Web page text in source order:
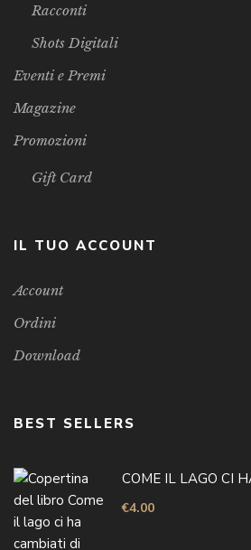
Racconti
Shots Digitali
Eventi e Premi
Magazine
Promozioni
Gift Card
IL TUO ACCOUNT
Account
Ordini
Download
BEST SELLERS
COME IL LAGO CI
€4.00